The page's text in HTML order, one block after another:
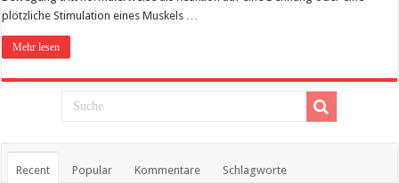
plötzliche Stimulation eines Muskels …
Mehr lesen
Recent Popular Kommentare Schlagworte